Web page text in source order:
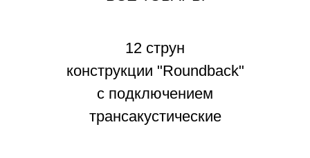
12 струн
конструкции "Roundback"
с подключением
трансакустические